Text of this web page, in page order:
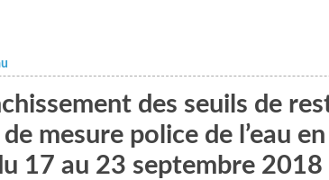
des seuils de
mesure police de l’eau
17 au 23 septembre 2018